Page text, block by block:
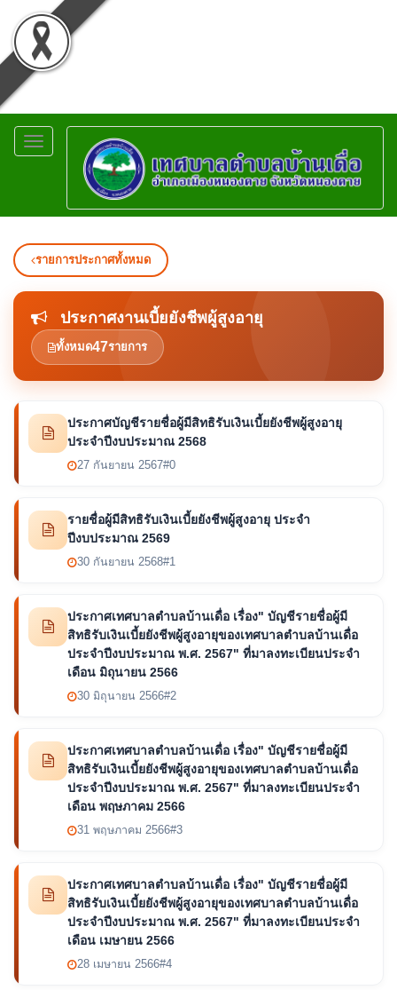
Toggle
navigation
รายการประกาศทั้งหมด
ประกาศงานเบี้ยยังชีพผู้สูงอายุ
ทั้งหมด47รายการ
ประกาศบัญชีรายชื่อผู้มีสิทธิรับเงินเบี้ยยังชีพผู้สูงอายุ
ประจำปีงบประมาณ 2568
27 กันยายน 2567#0
รายชื่อผู้มีสิทธิรับเงินเบี้ยยังชีพผู้สูงอายุ ประจำ
ปีงบประมาณ 2569
30 กันยายน 2568#1
ประกาศเทศบาลตำบลบ้านเดื่อ เรื่อง" บัญชีรายชื่อผู้มี
สิทธิรับเงินเบี้ยยังชีพผู้สูงอายุของเทศบาลตำบลบ้านเดื่อ
ประจำปีงบประมาณ พ.ศ. 2567" ที่มาลงทะเบียนประจำ
เดือน มิถุนายน 2566
30 มิถุนายน 2566#2
ประกาศเทศบาลตำบลบ้านเดื่อ เรื่อง" บัญชีรายชื่อผู้มี
สิทธิรับเงินเบี้ยยังชีพผู้สูงอายุของเทศบาลตำบลบ้านเดื่อ
ประจำปีงบประมาณ พ.ศ. 2567" ที่มาลงทะเบียนประจำ
เดือน พฤษภาคม 2566
31 พฤษภาคม 2566#3
ประกาศเทศบาลตำบลบ้านเดื่อ เรื่อง" บัญชีรายชื่อผู้มี
สิทธิรับเงินเบี้ยยังชีพผู้สูงอายุของเทศบาลตำบลบ้านเดื่อ
ประจำปีงบประมาณ พ.ศ. 2567" ที่มาลงทะเบียนประจำ
เดือน เมษายน 2566
28 เมษายน 2566#4